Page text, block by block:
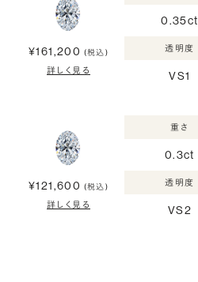
¥161,200 (税込)
詳しく見る
0.35ct
透明度
VS1
¥121,600 (税込)
詳しく見る
重さ
0.3ct
透明度
VS2